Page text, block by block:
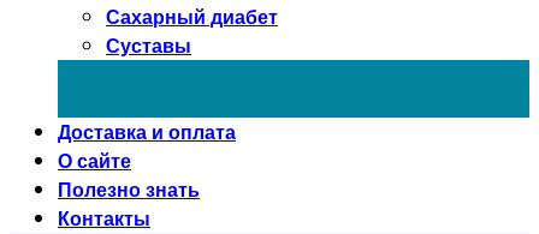
Сахарный диабет
Суставы
Доставка и оплата
О сайте
Полезно знать
Контакты